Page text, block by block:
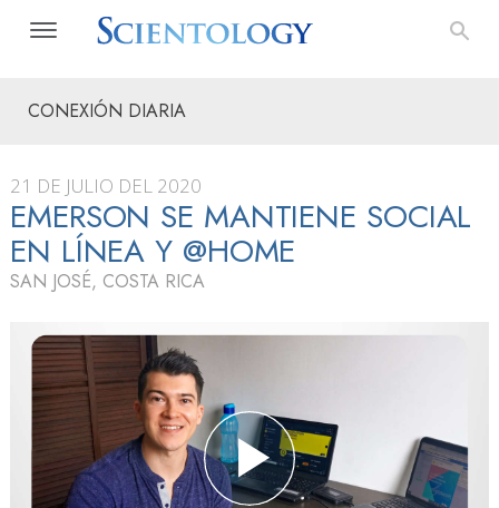
CONEXIÓN DIARIA
21 DE JULIO DEL 2020
EMERSON SE MANTIENE SOCIAL
EN LÍNEA Y @HOME
SAN JOSÉ, COSTA RICA